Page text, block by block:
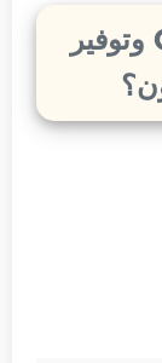
ما رأيك في فكرة Qutiger وتوفير